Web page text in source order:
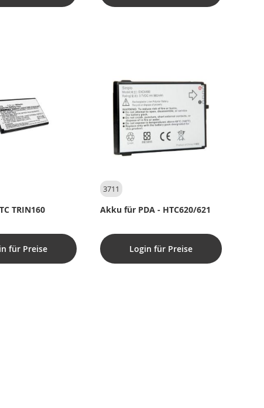
TRIN160
für Preise
3711
Akku für PDA - HTC620/621
Login für Preise